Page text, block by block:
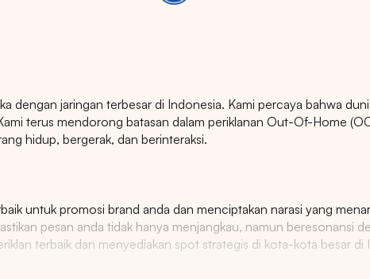
dengan jaringan terbesar di Indonesia. Kami percaya bahwa
terus mendorong batasan dalam periklanan Out-Of-Home
hidup, bergerak, dan berinteraksi.
untuk promosi brand anda dan menciptakan narasi yang
pesan anda tidak hanya menjangkau, namun beresonansi
terbaik dan menyediakan spot strategis di kota-kota besar di